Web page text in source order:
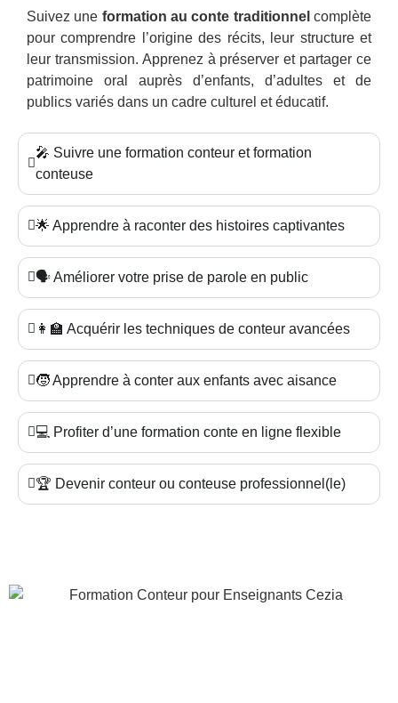
Suivez une formation au conte traditionnel complète
pour comprendre l’origine des récits, leur structure et
leur transmission. Apprenez à préserver et partager ce
patrimoine oral auprès d’enfants, d’adultes et de
publics variés dans un cadre culturel et éducatif.
🎤 Suivre une formation conteur et formation
conteuse
🌟 Apprendre à raconter des histoires captivantes
🗣️ Améliorer votre prise de parole en public
👩‍🏫 Acquérir les techniques de conteur avancées
🧒 Apprendre à conter aux enfants avec aisance
💻 Profiter d’une formation conte en ligne flexible
🏆 Devenir conteur ou conteuse professionnel(le)